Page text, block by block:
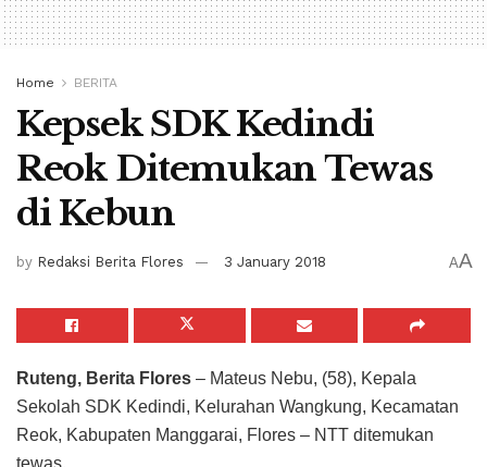
Home BERITA
Kepsek SDK Kedindi
Reok Ditemukan Tewas
di Kebun
by Redaksi Berita Flores 3 January 2018 AA
Ruteng, Berita Flores – Mateus Nebu, (58), Kepala
Sekolah SDK Kedindi, Kelurahan Wangkung, Kecamatan
Reok, Kabupaten Manggarai, Flores – NTT ditemukan
tewas.